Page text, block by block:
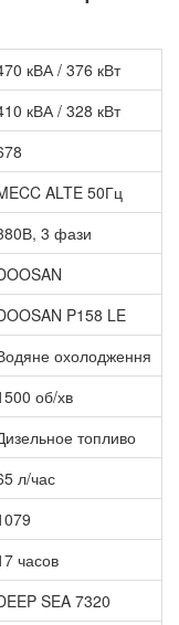
кВА / 376 кВт
кВА / 328 кВт
ALTE 50Гц
3 фази
P158 LE
охолодження
об/хв
топливо
л/час
часов
SEA 7320